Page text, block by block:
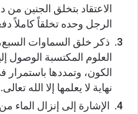
الاعتقاد بتخلق الجنين
الرجل وحده تخلقاً كاملاً
ذكر خلق السماوات
العلوم المكتسبة الوصول
الكون، وتمددها باستمرار
نهاية لا يعلمها إلا الله تعالى.
الإشارة إلى إنزال الماء